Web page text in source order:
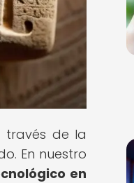
través de la
En nuestro
en